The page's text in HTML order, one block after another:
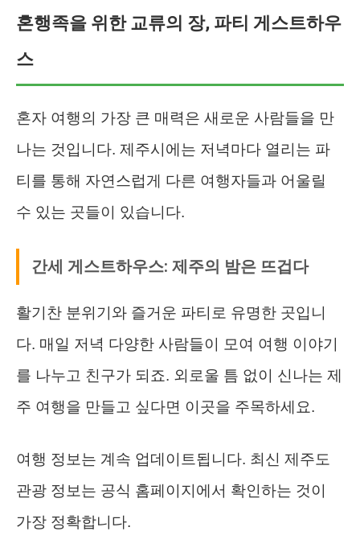
혼행족을 위한 교류의 장, 파티 게스트하우
스
혼자 여행의 가장 큰 매력은 새로운 사람들을 만
나는 것입니다. 제주시에는 저녁마다 열리는 파
티를 통해 자연스럽게 다른 여행자들과 어울릴
수 있는 곳들이 있습니다.
간세 게스트하우스: 제주의 밤은 뜨겁다
활기찬 분위기와 즐거운 파티로 유명한 곳입니
다. 매일 저녁 다양한 사람들이 모여 여행 이야기
를 나누고 친구가 되죠. 외로울 틈 없이 신나는 제
주 여행을 만들고 싶다면 이곳을 주목하세요.
여행 정보는 계속 업데이트됩니다. 최신 제주도
관광 정보는 공식 홈페이지에서 확인하는 것이
가장 정확합니다.